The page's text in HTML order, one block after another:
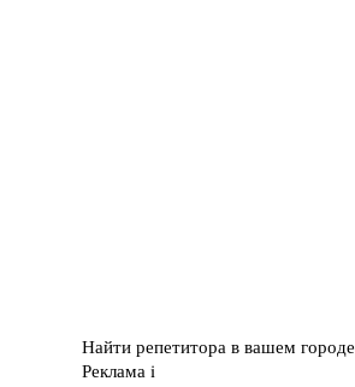
Найти репетитора в вашем городе
Реклама i